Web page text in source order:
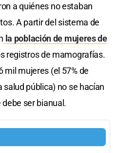
a quiénes no estaban
A partir del sistema de
la población de mujeres de
registros de mamografías.
mil mujeres (el 57% de
pública) no se hacían
ser bianual.